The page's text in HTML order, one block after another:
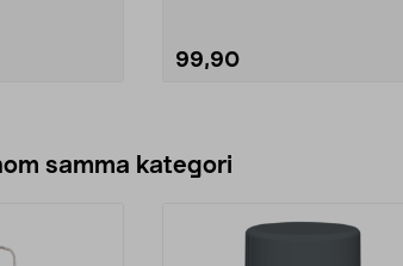
99,90
samma kategori